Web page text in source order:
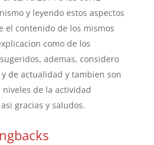
y leyendo estos aspectos
el contenido de los mismos
como de los
ademas, considero
de actualidad y tambien son
de la actividad
gracias y saludos.